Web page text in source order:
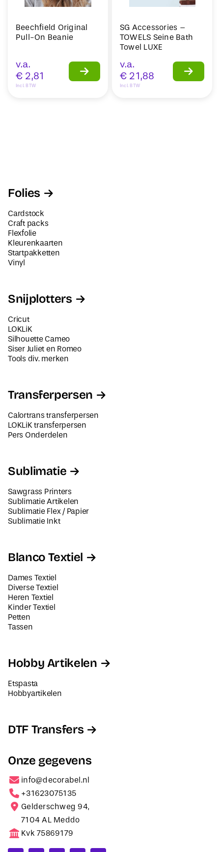
Beechfield Original
Pull-On Beanie
v.a.
€ 2,81
Incl. BTW
SG Accessories –
TOWELS Seine Bath
Towel LUXE
v.a.
€ 21,88
Incl. BTW
Folies
Cardstock
Craft packs
Flexfolie
Kleurenkaarten
Startpakketten
Vinyl
Snijplotters
Cricut
LOKLiK
Silhouette Cameo
Siser Juliet en Romeo
Tools div. merken
Transferpersen
Calortrans transferpersen
LOKLiK transferpersen
Pers Onderdelen
Sublimatie
Sawgrass Printers
Sublimatie Artikelen
Sublimatie Flex / Papier
Sublimatie Inkt
Blanco Textiel
Dames Textiel
Diverse Textiel
Heren Textiel
Kinder Textiel
Petten
Tassen
Hobby Artikelen
Etspasta
Hobbyartikelen
DTF Transfers
Onze gegevens
info@decorabel.nl
+31623075135
Gelderschweg 94,
7104 AL Meddo
Kvk 75869179